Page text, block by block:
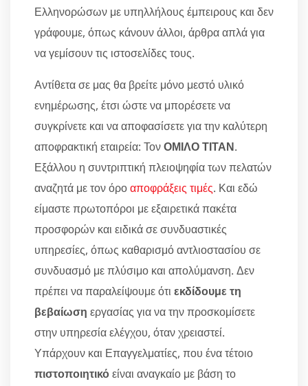
Ελληνορώσων με υπηλλήλους έμπειρους και δεν
γράφουμε, όπως κάνουν άλλοι, άρθρα απλά για
να γεμίσουν τις ιστοσελίδες τους.
Αντίθετα σε μας θα βρείτε μόνο μεστό υλικό
ενημέρωσης, έτσι ώστε να μπορέσετε να
συγκρίνετε και να αποφασίσετε για την καλύτερη
αποφρακτική εταιρεία: ΤονΟΜΙΛΟ ΤΙΤΑΝ.
Εξάλλου η συντριπτική πλειοψηφία των πελατών
αναζητά με τον όροαποφράξεις τιμές. Και εδώ
είμαστε πρωτοπόροι με εξαιρετικά πακέτα
προσφορών και ειδικά σε συνδυαστικές
υπηρεσίες, όπως καθαρισμό αντλιοστασίου σε
συνδυασμό με πλύσιμο και απολύμανση. Δεν
πρέπει να παραλείψουμε ότι εκδίδουμε τη
βεβαίωση εργασίας για να την προσκομίσετε
στην υπηρεσία ελέγχου, όταν χρειαστεί.
Υπάρχουν και Επαγγελματίες, που ένα τέτοιο
πιστοποιητικόείναι αναγκαίο με βάση το